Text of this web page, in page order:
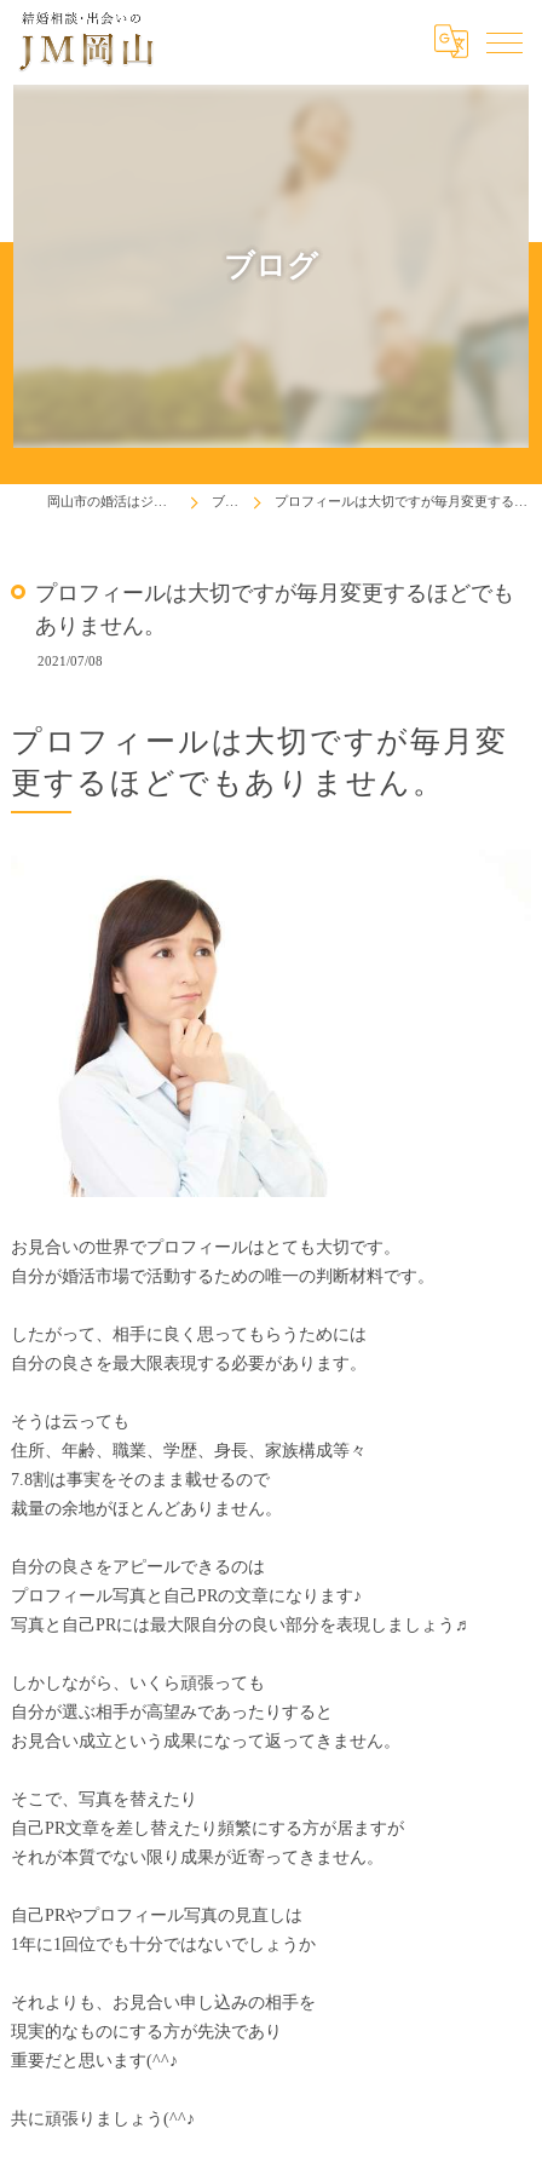
ブログ
ブログ プロフィールは大切ですが毎月変更するほどでもありません。
プロフィールは大切ですが毎月変更するほどでも
ありません。
2021/07/08
プロフィールは大切ですが毎月変
更するほどでもありません。
お見合いの世界でプロフィールはとても大切です。
自分が婚活市場で活動するための唯一の判断材料です。
したがって、相手に良く思ってもらうためには
自分の良さを最大限表現する必要があります。
そうは云っても
住所、年齢、職業、学歴、身長、家族構成等々
7.8割は事実をそのまま載せるので
裁量の余地がほとんどありません。
自分の良さをアピールできるのは
プロフィール写真と自己PRの文章になります♪
写真と自己PRには最大限自分の良い部分を表現しましょう♬
しかしながら、いくら頑張っても
自分が選ぶ相手が高望みであったりすると
お見合い成立という成果になって返ってきません。
そこで、写真を替えたり
自己PR文章を差し替えたり頻繁にする方が居ますが
それが本質でない限り成果が近寄ってきません。
自己PRやプロフィール写真の見直しは
1年に1回位でも十分ではないでしょうか
それよりも、お見合い申し込みの相手を
現実的なものにする方が先決であり
重要だと思います(^^♪
共に頑張りましょう(^^♪